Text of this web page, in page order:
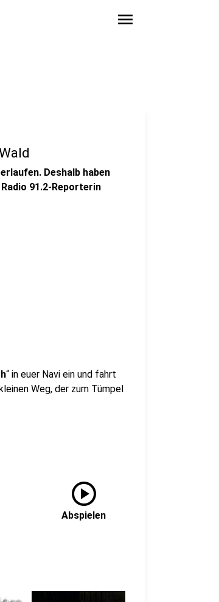
menu
Deshalb haben
91.2-Reporterin
“ in euer Navi ein und fahrt
Weg, der zum Tümpel
play_circle
Abspielen